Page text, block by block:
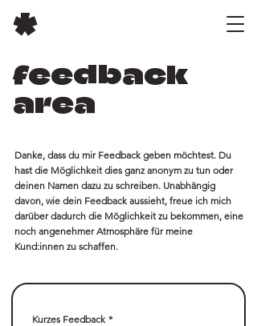
*
feedback
area
Danke, dass du mir Feedback geben möchtest. Du
hast die Möglichkeit dies ganz anonym zu tun oder
deinen Namen dazu zu schreiben. Unabhängig
davon, wie dein Feedback aussieht, freue ich mich
darüber dadurch die Möglichkeit zu bekommen, eine
noch angenehmer Atmosphäre für meine
Kund:innen zu schaffen.
Kurzes Feedback *